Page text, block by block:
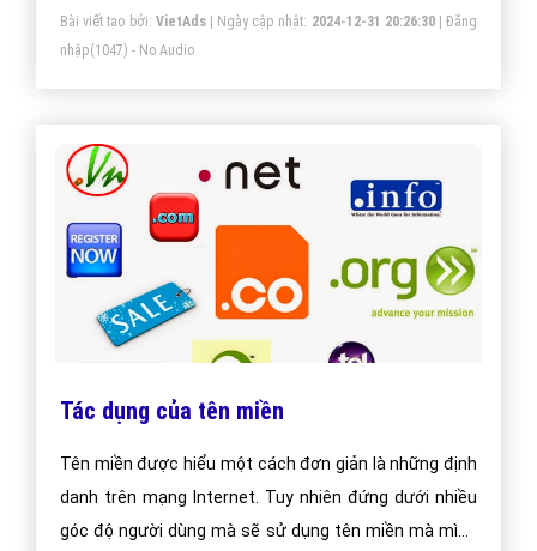
Bài viết tạo bởi: VietAds| Ngày cập nhật: 2024-12-31 20:26:30|Đăng
nhập(1047) - No Audio
Tác dụng của tên miền
Tên miền được hiểu một cách đơn giản là những định
danh trên mạng Internet. Tuy nhiên đứng dưới nhiều
góc độ người dùng mà sẽ sử dụng tên miền mà mình